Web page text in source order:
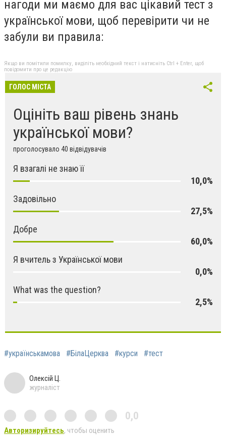
нагоди ми маємо для вас цікавий тест з
української мови, щоб перевірити чи не
забули ви правила:
Якщо ви помітили помилку, виділіть необхідний текст і натисніть Ctrl + Enter, щоб
повідомити про це редакцію
ГОЛОС МІСТА
Оцініть ваш рівень знань
української мови?
проголосувало 40 відвідувачів
Я взагалі не знаю її
10,0%
Задовільно
27,5%
Добре
60,0%
Я вчитель з Української мови
0,0%
What was the question?
2,5%
#українськамова #БілаЦерква #курси #тест
Олексій Ц.
журналіст
0,0
Авторизируйтесь, чтобы оценить